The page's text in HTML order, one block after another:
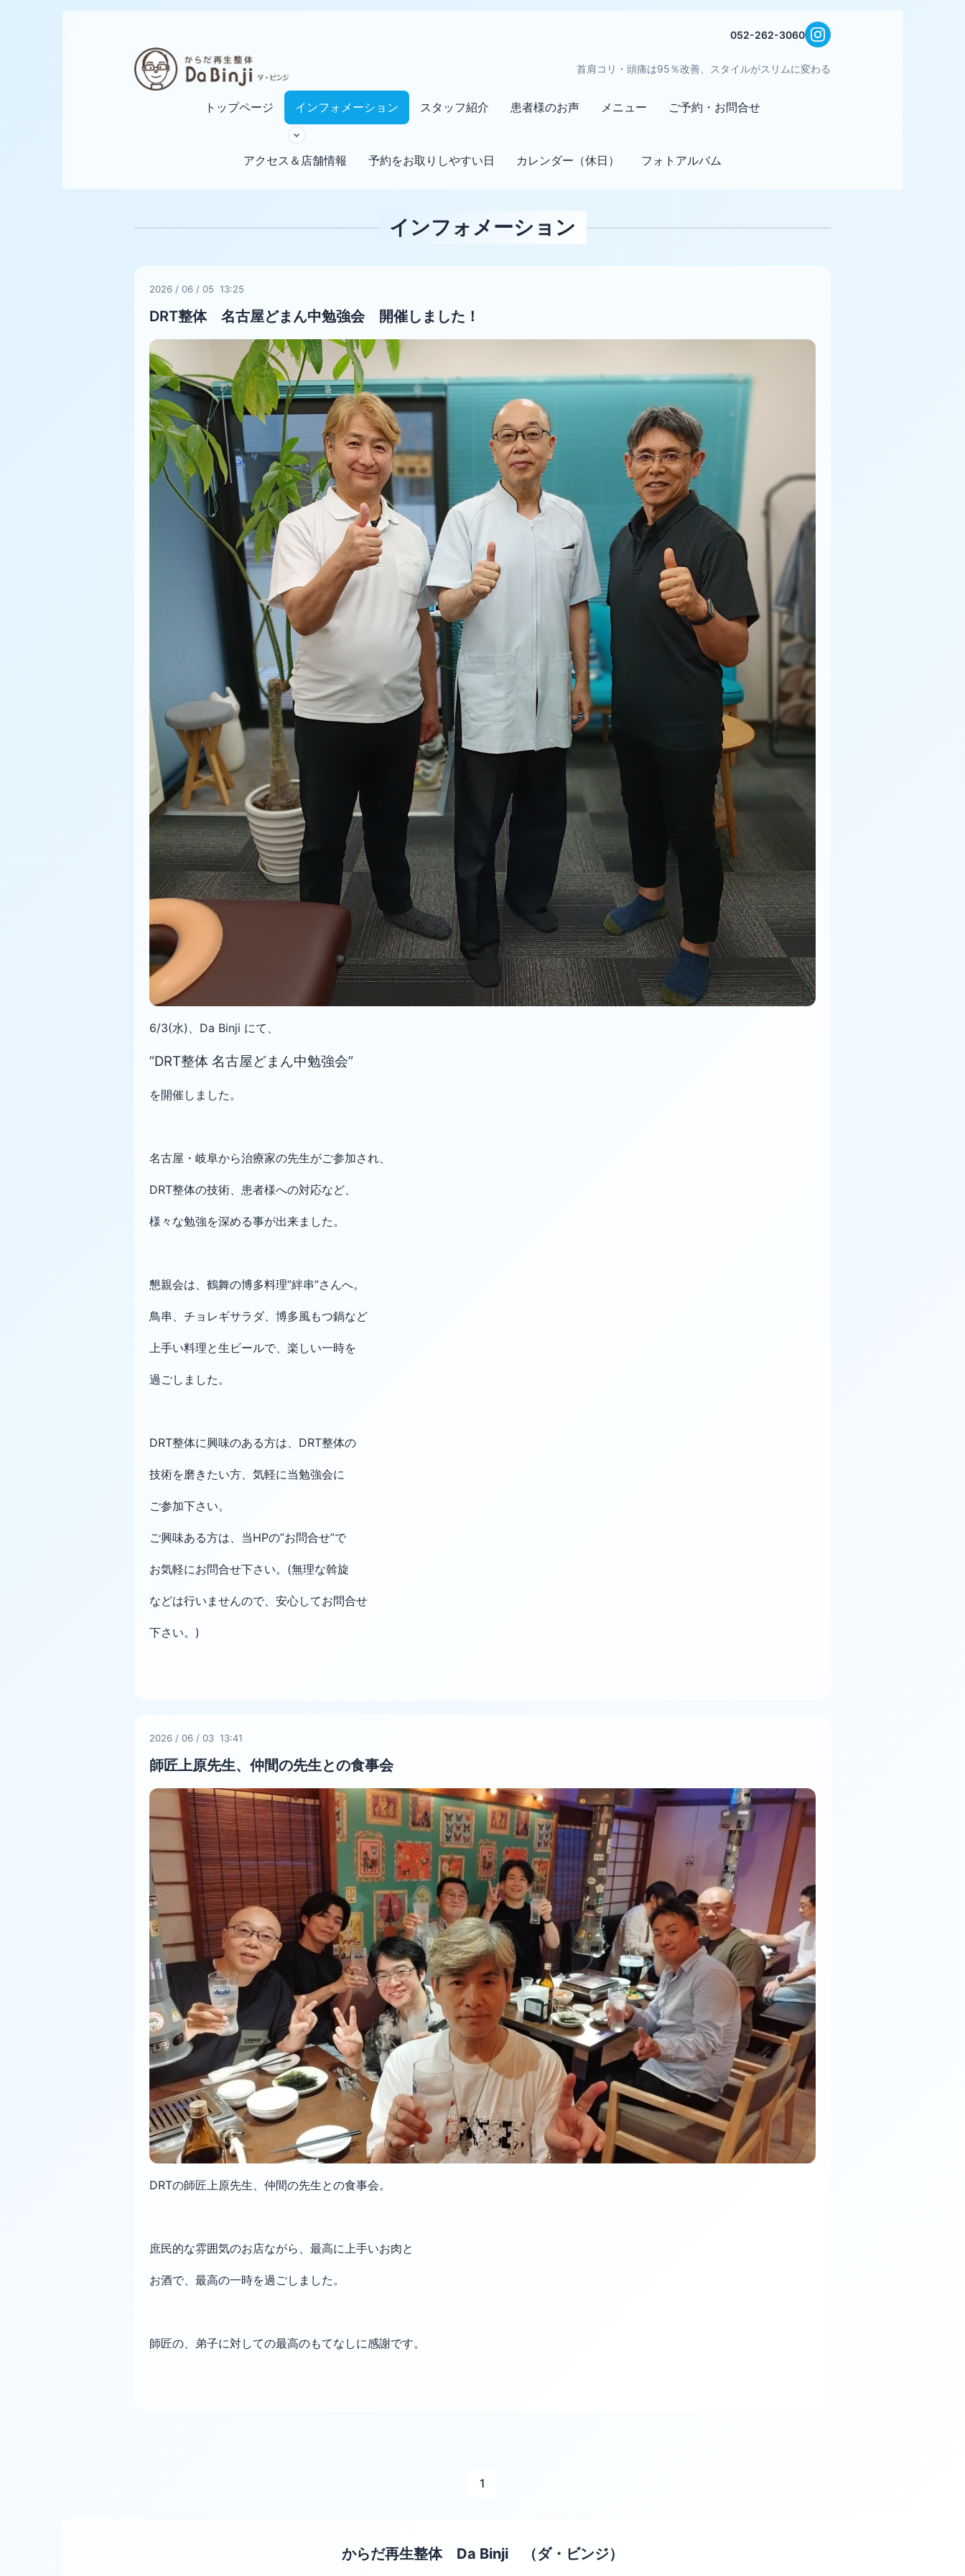
052-262-3060
首肩コリ・頭痛は95％改善、スタイルがスリムに変わる
トップページ インフォメーション スタッフ紹介 患者様のお声 メニュー ご予約・お問合せ
アクセス＆店舗情報 予約をお取りしやすい日 カレンダー（休日） フォトアルバム
インフォメーション
2026 / 06 / 05 13:25
DRT整体 名古屋どまん中勉強会 開催しました！
6/3(水)、Da Binji にて、
”DRT整体 名古屋どまん中勉強会”
を開催しました。
名古屋・岐阜から治療家の先生がご参加され、
DRT整体の技術、患者様への対応など、
様々な勉強を深める事が出来ました。
懇親会は、鶴舞の博多料理”絆串”さんへ。
鳥串、チョレギサラダ、博多風もつ鍋など
上手い料理と生ビールで、楽しい一時を
過ごしました。
DRT整体に興味のある方は、DRT整体の
技術を磨きたい方、気軽に当勉強会に
ご参加下さい。
ご興味ある方は、当HPの”お問合せ”で
お気軽にお問合せ下さい。(無理な斡旋
などは行いませんので、安心してお問合せ
下さい。)
2026 / 06 / 03 13:41
師匠上原先生、仲間の先生との食事会
DRTの師匠上原先生、仲間の先生との食事会。
庶民的な雰囲気のお店ながら、最高に上手いお肉と
お酒で、最高の一時を過ごしました。
師匠の、弟子に対しての最高のもてなしに感謝です。
1
からだ再生整体 Da Binji （ダ・ビンジ）